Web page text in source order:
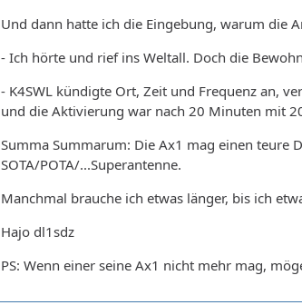
Und dann hatte ich die Eingebung, warum die
- Ich hörte und rief ins Weltall. Doch die
- K4SWL kündigte Ort, Zeit und Frequenz an,
und die Aktivierung war nach 20 Minuten mit
Summa Summarum: Die Ax1 mag einen teure
SOTA/POTA/...Superantenne.
Manchmal brauche ich etwas länger, bis ich
Hajo dl1sdz
PS: Wenn einer seine Ax1 nicht mehr mag,